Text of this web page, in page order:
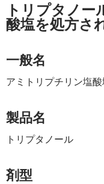
トリプタノ
酸塩を処方さ
一般名
アミトリプチリン塩
製品名
トリプタノール
剤型